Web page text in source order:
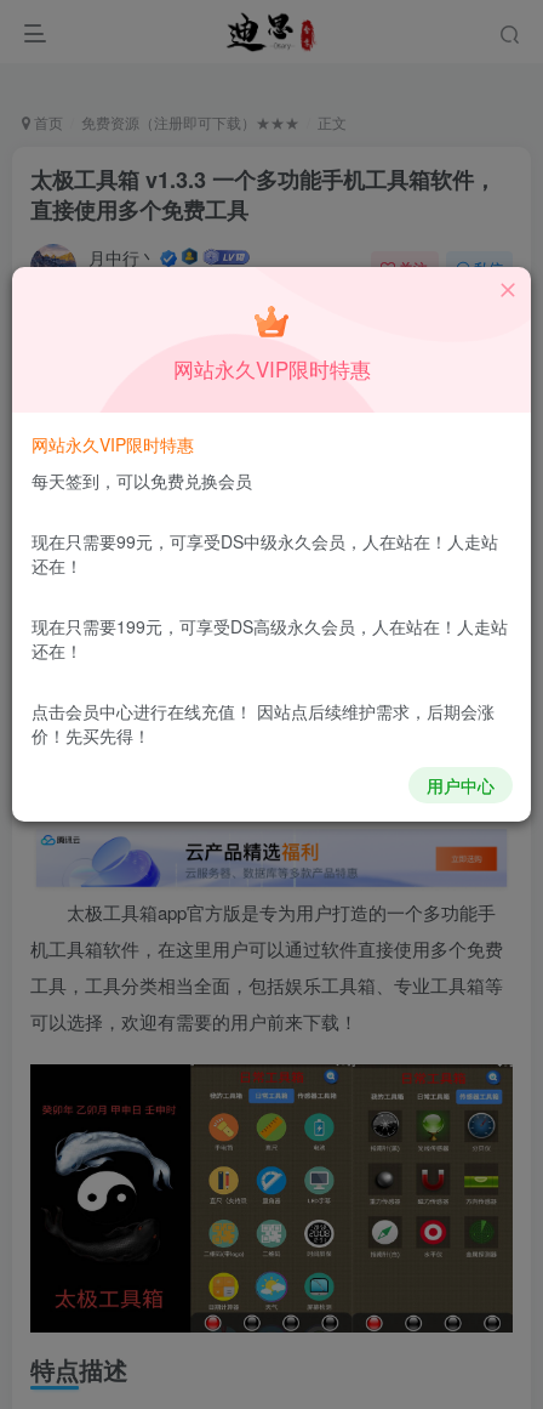
首页 免费资源（注册即可下载）★★★ 正文
太极工具箱 v1.3.3 一个多功能手机工具箱软件，
直接使用多个免费工具
月中行丶 关注 私信
此内容为免费资源，请登录后查看
本站付费资源为网络虚拟产品，由于网络资源具有极快的可复制性，
于商业用途。如有侵权、不妥之处，请第一时间联系我们删
除！
本站所有内容来自互联网收集，仅供学习和交流，请勿用于商业
用途。如有侵权、不妥之处，请第一时间联系我们删除！
太极工具箱app官方版是专为用户打造的一个多功能手
机工具箱软件，在这里用户可以通过软件直接使用多个免费
工具，工具分类相当全面，包括娱乐工具箱、专业工具箱等
可以选择，欢迎有需要的用户前来下载！
特点描述
网站永久VIP限时特惠
网站永久VIP限时特惠
每天签到，可以免费兑换会员
现在只需要99元，可享受DS中级永久会员，人在站在！人走站
还在！
现在只需要199元，可享受DS高级永久会员，人在站在！人走站
还在！
点击会员中心进行在线充值！ 因站点后续维护需求，后期会涨
价！先买先得！
用户中心